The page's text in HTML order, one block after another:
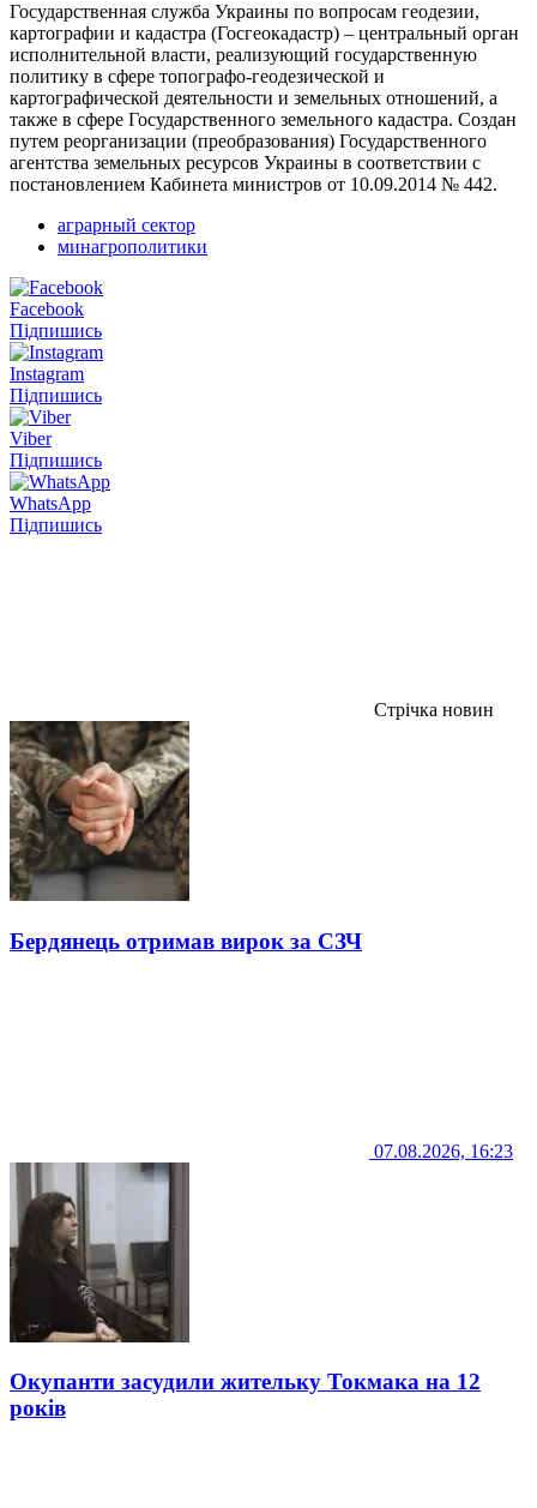
Государственная служба Украины по вопросам геодезии,
картографии и кадастра (Госгеокадастр) – центральный орган
исполнительной власти, реализующий государственную
политику в сфере топографо-геодезической и
картографической деятельности и земельных отношений, а
также в сфере Государственного земельного кадастра. Создан
путем реорганизации (преобразования) Государственного
агентства земельных ресурсов Украины в соответствии с
постановлением Кабинета министров от 10.09.2014 № 442.
аграрный сектор
минагрополитики
Facebook
Підпишись
Instagram
Підпишись
Viber
Підпишись
WhatsApp
Підпишись
Стрічка новин
Бердянець отримав вирок за СЗЧ
07.08.2026, 16:23
Окупанти засудили жительку Токмака на 12
років